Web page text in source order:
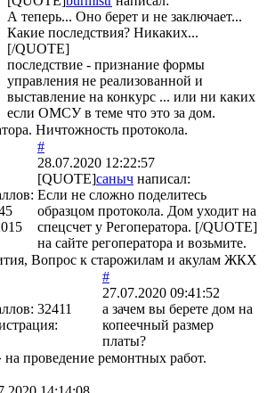
А теперь... Оно берет и не заключает...
Какие последствия? Никаких...
[/QUOTE]
последствие - признание формы
управления не реализованной и
выставление на конкурс ... или ни каких
если ОМСУ в теме что это за дом.
Ничтожность протокола.
#
28.07.2020 12:22:57
[QUOTE]саныч написал:
Если не сложно поделитесь
образцом протокола. Дом уходит на
спецсчет у Регоператора. [/QUOTE]
на сайте регоператора и возьмите.
Вопрос к старожилам и акулам ЖКХ
32411
#
27.07.2020 09:41:52
а зачем вы берете дом на
копеечный размер
платы?
проведение ремонтных работ.